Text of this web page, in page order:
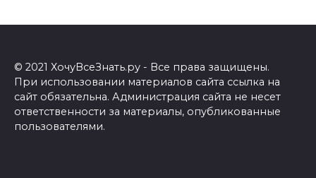
© 2021 ХочуВсеЗнать.ру - Все права защищены.
При использовании материалов сайта ссылка на
сайт обязательна. Администрация сайта не несет
ответственности за материалы, опубликованные
пользователями.